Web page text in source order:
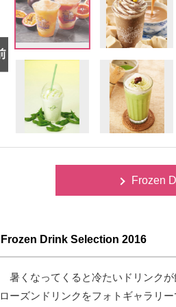
Frozen
Frozen Drink Selection 2016
暑くなってくると冷たいドリンク
ローズンドリンクをフォトギャラリ